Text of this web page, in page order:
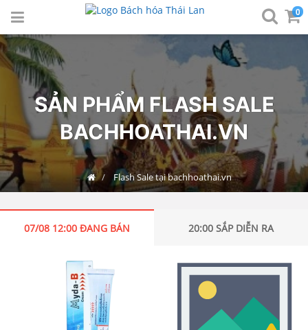
0
SẢN PHẨM FLASH SALE
BACHHOATHAI.VN
Flash Sale tại bachhoathai.vn
07/08 12:00 ĐANG BÁN 20:00 SẮP DIỄN RA